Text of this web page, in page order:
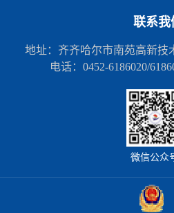
联系我
地址：齐齐哈尔市南苑高新技
电话：0452-6186020/
微信公众